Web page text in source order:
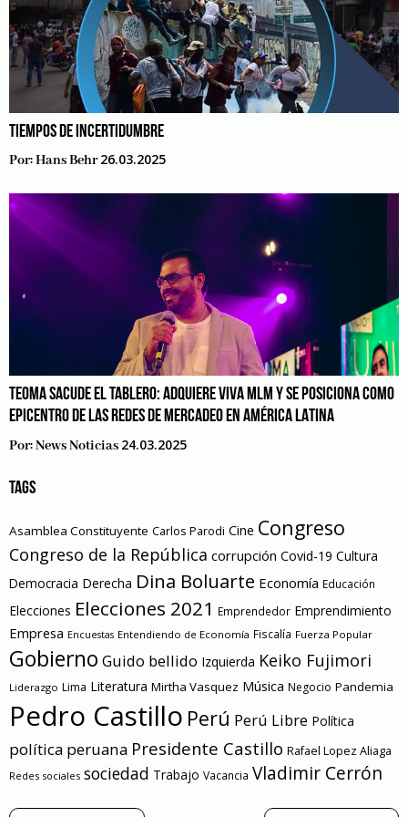
TIEMPOS DE INCERTIDUMBRE
Por:Hans Behr 26.03.2025
TEOMA SACUDE EL TABLERO: ADQUIERE VIVA MLM Y SE POSICIONA COMO
EPICENTRO DE LAS REDES DE MERCADEO EN AMÉRICA LATINA
Por:News Noticias 24.03.2025
TAGS
Asamblea Constituyente Carlos Parodi Cine Congreso
Congreso de la República corrupción Covid-19 Cultura
Democracia Derecha Dina Boluarte Economía Educación
Elecciones Elecciones 2021 Emprendedor Emprendimiento
Empresa Encuestas Entendiendo de Economía Fiscalía Fuerza Popular
Gobierno Guido bellido Izquierda Keiko Fujimori
Liderazgo Lima Literatura Mirtha Vasquez Música Negocio Pandemia
Pedro Castillo Perú Perú Libre Política
política peruana Presidente Castillo Rafael Lopez Aliaga
Redes sociales sociedad Trabajo Vacancia Vladimir Cerrón